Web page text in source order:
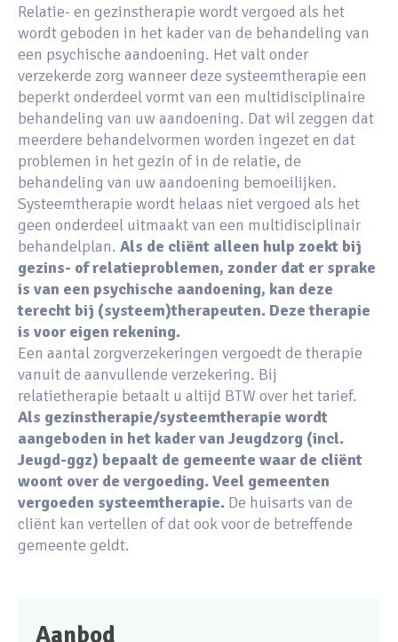
Relatie- en gezinstherapie wordt vergoed als het
wordt geboden in het kader van de behandeling van
een psychische aandoening. Het valt onder
verzekerde zorg wanneer deze systeemtherapie een
beperkt onderdeel vormt van een multidisciplinaire
behandeling van uw aandoening. Dat wil zeggen dat
meerdere behandelvormen worden ingezet en dat
problemen in het gezin of in de relatie, de
behandeling van uw aandoening bemoeilijken.
Systeemtherapie wordt helaas niet vergoed als het
geen onderdeel uitmaakt van een multidisciplinair
behandelplan. Als de cliënt alleen hulp zoekt bij
gezins- of relatieproblemen, zonder dat er sprake
is van een psychische aandoening, kan deze
terecht bij (systeem)therapeuten. Deze therapie
is voor eigen rekening.
Een aantal zorgverzekeringen vergoedt de therapie
vanuit de aanvullende verzekering. Bij
relatietherapie betaalt u altijd BTW over het tarief.
Als gezinstherapie/systeemtherapie wordt
aangeboden in het kader van Jeugdzorg (incl.
Jeugd-ggz) bepaalt de gemeente waar de cliënt
woont over de vergoeding. Veel gemeenten
vergoeden systeemtherapie. De huisarts van de
cliënt kan vertellen of dat ook voor de betreffende
gemeente geldt.
Aanbod